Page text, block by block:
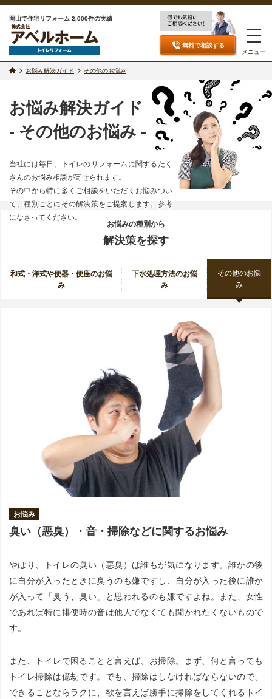
岡山で住宅リフォーム 2,000件の実績
無料で相談する
メニュー
お悩み解決ガイド その他のお悩み
お悩み解決ガイド
- その他のお悩み -
当社には毎日、トイレのリフォームに関するたく
さんのお悩み相談が寄せられます。
その中から特に多くご相談をいただくお悩みつい
て、種別ごとにその解決策をご提案します。参考
になさってください。
お悩みの種別から
解決策を探す
和式・洋式や便器・便座のお悩
み
下水処理方法のお悩
み
その他のお悩
み
お悩み
臭い（悪臭）・音・掃除などに関するお悩み
やはり、トイレの臭い（悪臭）は誰もが気になります。誰かの後
に自分が入ったときに臭うのも嫌ですし、自分が入った後に誰か
が入って「臭う、臭い」と思われるのも嫌ですよね。また、女性
であれば特に排便時の音は他人でなくても聞かれたくないもので
す。
また、トイレで困ることと言えば、お掃除。まず、何と言っても
トイレ掃除は億劫です。でも、掃除はしなければならないので、
できることならラクに、欲を言えば勝手に掃除をしてくれるトイ